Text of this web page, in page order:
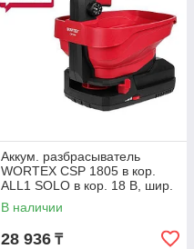
Аккум. разбрасыватель
WORTEX CSP 1805 в кор.
ALL1 SOLO в кор. 18 В, шир.
5м, конт. 3 л. (WORTEX)
(1334494)
В наличии
28 936 ₸